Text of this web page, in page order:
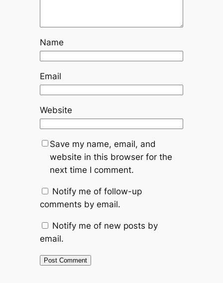
Name
Email
Website
Save my name, email, and
website in this browser for the
next time I comment.
Notify me of follow-up
comments by email.
Notify me of new posts by
email.